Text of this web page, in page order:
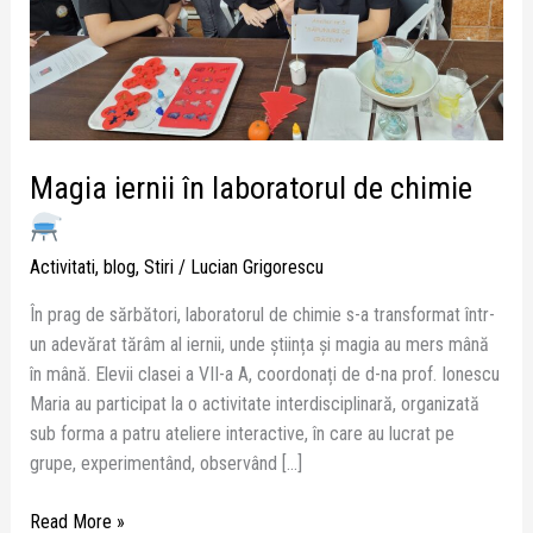
Magia iernii în laboratorul de chimie
Activitati, blog, Stiri/ Lucian Grigorescu
În prag de sărbători, laboratorul de chimie s-a transformat într-
un adevărat tărâm al iernii, unde știința și magia au mers mână
în mână. Elevii clasei a VII-a A, coordonați de d-na prof. Ionescu
Maria au participat la o activitate interdisciplinară, organizată
sub forma a patru ateliere interactive, în care au lucrat pe
grupe, experimentând, observând […]
Read More »